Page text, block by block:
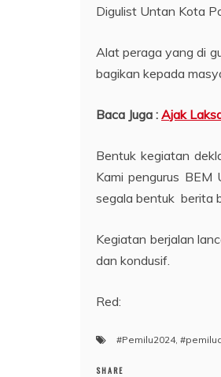
Digulist Untan Kota
Alat peraga yang di
bagikan kepada
Baca Juga : Ajak
Bentuk kegiatan
Kami pengurus BEM
segala bentuk berita
Kegiatan berjalan
dan kondusif.
Red:
#Pemilu2024,
SHARE